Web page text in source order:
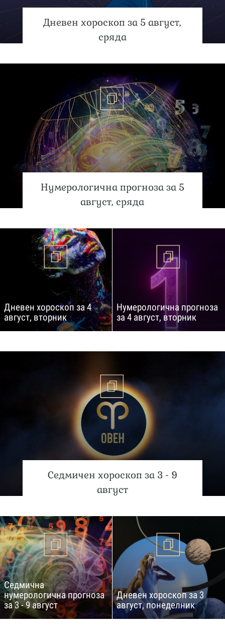
Дневен хороскоп за 5 август,
сряда
Нумерологична прогноза за 5
август, сряда
Дневен хороскоп за 4
август, вторник
Нумерологична прогноза
за 4 август, вторник
Седмичен хороскоп за 3 - 9
август
Седмична
нумерологична прогноза
за 3 - 9 август
Дневен хороскоп за 3
август, понеделник